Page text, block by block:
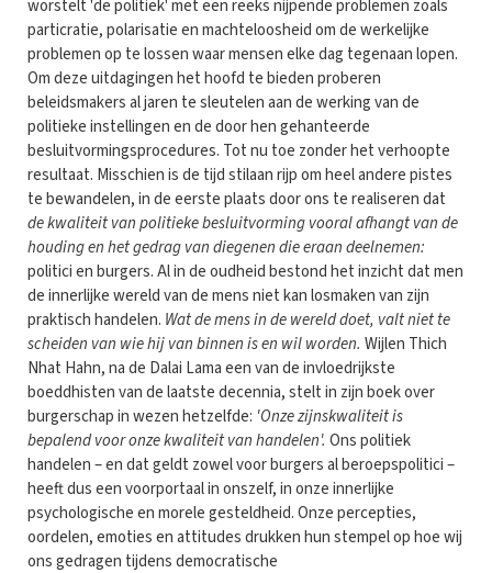
worstelt 'de politiek' met een reeks nijpende problemen zoals
particratie, polarisatie en machteloosheid om de werkelijke
problemen op te lossen waar mensen elke dag tegenaan lopen.
Om deze uitdagingen het hoofd te bieden proberen
beleidsmakers al jaren te sleutelen aan de werking van de
politieke instellingen en de door hen gehanteerde
besluitvormingsprocedures. Tot nu toe zonder het verhoopte
resultaat. Misschien is de tijd stilaan rijp om heel andere pistes
te bewandelen, in de eerste plaats door ons te realiseren dat
de kwaliteit van politieke besluitvorming vooral afhangt van de
houding en het gedrag van diegenen die eraan deelnemen:
politici en burgers. Al in de oudheid bestond het inzicht dat men
de innerlijke wereld van de mens niet kan losmaken van zijn
praktisch handelen. Wat de mens in de wereld doet, valt niet te
scheiden van wie hij van binnen is en wil worden. Wijlen Thich
Nhat Hahn, na de Dalai Lama een van de invloedrijkste
boeddhisten van de laatste decennia, stelt in zijn boek over
burgerschap in wezen hetzelfde: 'Onze zijnskwaliteit is
bepalend voor onze kwaliteit van handelen'. Ons politiek
handelen – en dat geldt zowel voor burgers al beroepspolitici –
heeft dus een voorportaal in onszelf, in onze innerlijke
psychologische en morele gesteldheid. Onze percepties,
oordelen, emoties en attitudes drukken hun stempel op hoe wij
ons gedragen tijdens democratische